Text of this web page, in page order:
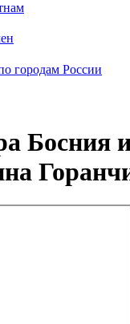
городам России
Босния